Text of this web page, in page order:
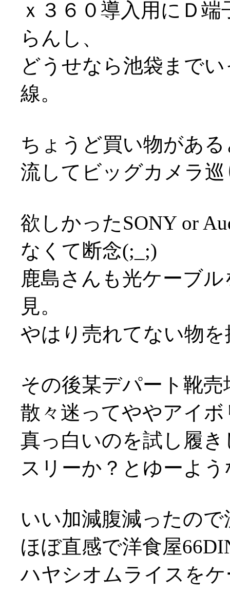
ｘ３６０導入用にＤ
らんし、
どうせなら池袋まで
線。
ちょうど買い物があ
流してビッグカメラ巡
欲しかったSONY or
なくて断念(;_;)
鹿島さんも光ケーブ
見。
やはり売れてない物
その後某デパート靴
散々迷ってややアイ
真っ白いのを試し履
スリーか？とゆーよ
いい加減腹減ったの
ほぼ直感で洋食屋
ハヤシオムライスを